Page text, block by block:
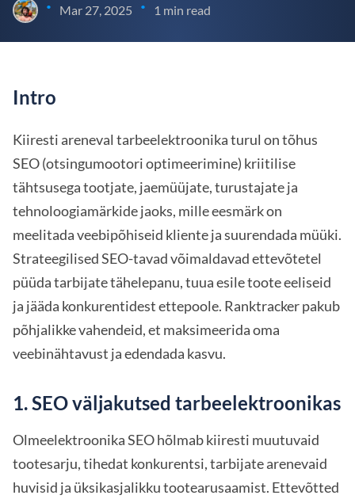
• Mar 27, 2025 • 1 min read
Intro
Kiiresti areneval tarbeelektroonika turul on tõhus
SEO (otsingumootori optimeerimine) kriitilise
tähtsusega tootjate, jaemüüjate, turustajate ja
tehnoloogiamärkide jaoks, mille eesmärk on
meelitada veebipõhiseid kliente ja suurendada müüki.
Strateegilised SEO-tavad võimaldavad ettevõtetel
püüda tarbijate tähelepanu, tuua esile toote eeliseid
ja jääda konkurentidest ettepoole. Ranktracker pakub
põhjalikke vahendeid, et maksimeerida oma
veebinähtavust ja edendada kasvu.
1. SEO väljakutsed tarbeelektroonikas
Olmeelektroonika SEO hõlmab kiiresti muutuvaid
tootesarju, tihedat konkurentsi, tarbijate arenevaid
huvisid ja üksikasjalikku tootearusaamist. Ettevõtted